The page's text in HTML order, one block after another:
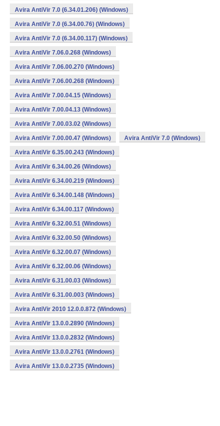
Avira AntiVir 7.0 (6.34.01.206) (Windows)
Avira AntiVir 7.0 (6.34.00.76) (Windows)
Avira AntiVir 7.0 (6.34.00.117) (Windows)
Avira AntiVir 7.06.0.268 (Windows)
Avira AntiVir 7.06.00.270 (Windows)
Avira AntiVir 7.06.00.268 (Windows)
Avira AntiVir 7.00.04.15 (Windows)
Avira AntiVir 7.00.04.13 (Windows)
Avira AntiVir 7.00.03.02 (Windows)
Avira AntiVir 7.00.00.47 (Windows) Avira AntiVir 7.0 (Windows)
Avira AntiVir 6.35.00.243 (Windows)
Avira AntiVir 6.34.00.26 (Windows)
Avira AntiVir 6.34.00.219 (Windows)
Avira AntiVir 6.34.00.148 (Windows)
Avira AntiVir 6.34.00.117 (Windows)
Avira AntiVir 6.32.00.51 (Windows)
Avira AntiVir 6.32.00.50 (Windows)
Avira AntiVir 6.32.00.07 (Windows)
Avira AntiVir 6.32.00.06 (Windows)
Avira AntiVir 6.31.00.03 (Windows)
Avira AntiVir 6.31.00.003 (Windows)
Avira AntiVir 2010 12.0.0.872 (Windows)
Avira AntiVir 13.0.0.2890 (Windows)
Avira AntiVir 13.0.0.2832 (Windows)
Avira AntiVir 13.0.0.2761 (Windows)
Avira AntiVir 13.0.0.2735 (Windows)